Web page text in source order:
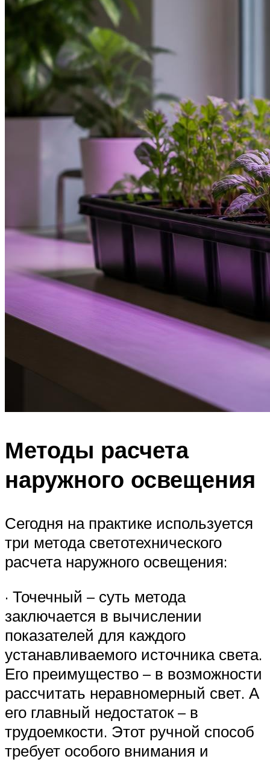
Методы расчета
наружного освещения
Сегодня на практике используется
три метода светотехнического
расчета наружного освещения:
· Точечный – суть метода
заключается в вычислении
показателей для каждого
устанавливаемого источника света.
Его преимущество – в возможности
рассчитать неравномерный свет. А
его главный недостаток – в
трудоемкости. Этот ручной способ
требует особого внимания и